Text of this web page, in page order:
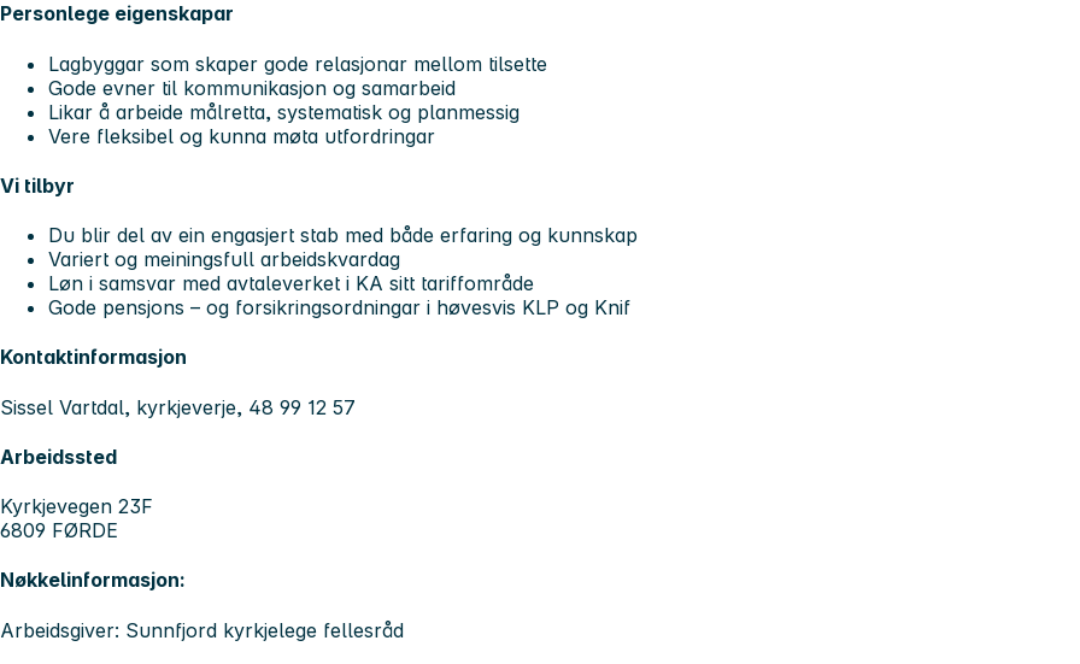
Personlege eigenskapar
Lagbyggar som skaper gode relasjonar mellom tilsette
Gode evner til kommunikasjon og samarbeid
Likar å arbeide målretta, systematisk og planmessig
Vere fleksibel og kunna møta utfordringar
Vi tilbyr
Du blir del av ein engasjert stab med både erfaring og kunnskap
Variert og meiningsfull arbeidskvardag
Løn i samsvar med avtaleverket i KA sitt tariffområde
Gode pensjons – og forsikringsordningar i høvesvis KLP og Knif
Kontaktinformasjon
Sissel Vartdal, kyrkjeverje, 48 99 12 57
Arbeidssted
Kyrkjevegen 23F
6809 FØRDE
Nøkkelinformasjon:
Arbeidsgiver: Sunnfjord kyrkjelege fellesråd